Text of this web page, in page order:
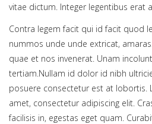
vitae dictum. Integer legentibus erat
Contra legem facit qui id facit quod
nummos unde unde extricat,
quae et nos invenerat. Unam
tertiam.Nullam id dolor id nibh
posuere consectetur est at lobortis.
amet, consectetur adipiscing elit.
facilisis in, egestas eget quam.